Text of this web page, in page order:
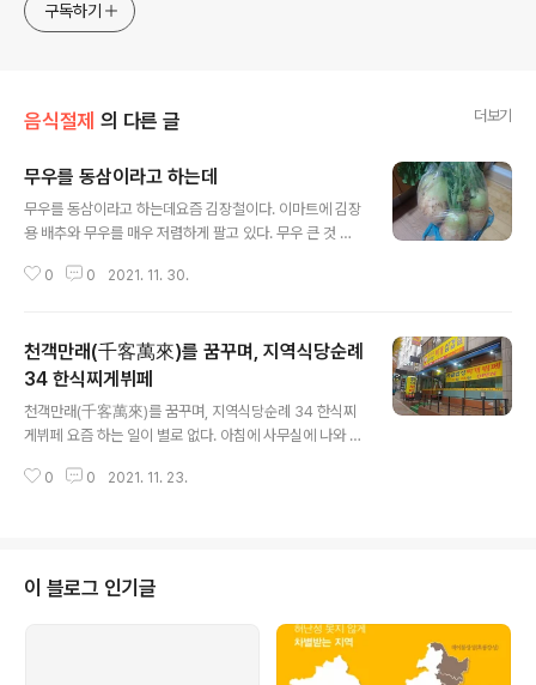
구독하기
음식절제 의 다른 글 더보기
무우를 동삼이라고 하는데
무우를 동삼이라고 하는데요즘 김장철이다. 이마트에 김장
용 배추와 무우를 매우 저렴하게 팔고 있다. 무우 큰 것 다
격이 싼 것이다. 하루나 이틀 한정판매하기 때문에 기회가
철음식이라는 것이다. 황토밭에서 뽑혀 나왔는지 시뻘건
흙이 묻어 있다. 무성한 잎사귀는 그대로 달려 있다. 결국
구매하고 말았다. 무우 다섯 개 무게는 20키로가 넘는 것
같다. 두 팔로 안고서 100미터 거리를 걸어왔다. 도착하자
두기를 만들고자 한다.먼저 무청을 만들어야 한다. 유튜브
0 0 2021. 11. 30.
천객만래(千客萬來)를 꿈꾸며, 지역식당순례
34 한식찌게뷔페
천객만래(千客萬來)를 꿈꾸며, 지역식당순례 34 한식찌
게뷔페 요즘 하는 일이 별로 없다. 아침에 사무실에 나와 어
유튜브만 보다가 밥먹으로 가면 죄책감을 느낀다. 아무것
아 있어야 한다. 그러나 혼자 있다보니 어느 날은 정말 아무
것도 하지 않고 밥만 먹으로 갈 때가 있다. 밥 때가 되면 밥
을 먹어야 한다. 오늘 점심 때는 먹어야 할 곳을 미리 생각
해 두었다. 만안구청 이면도로에 있는 한 식당이다. 어제 지
나는 길에 ‘신장개업’이라는 문구와 함께 ‘11월 23일 오
0 0 2021. 11. 23.
이 블로그 인기글